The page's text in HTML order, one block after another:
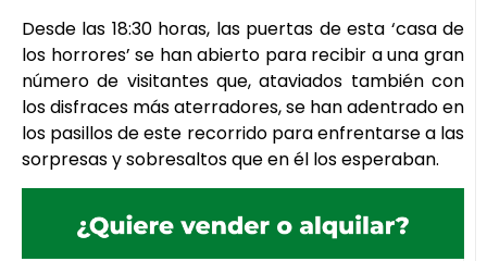
Desde las 18:30 horas, las puertas de esta ‘casa de
los horrores’ se han abierto para recibir a una gran
número de visitantes que, ataviados también con
los disfraces más aterradores, se han adentrado en
los pasillos de este recorrido para enfrentarse a las
sorpresas y sobresaltos que en él los esperaban.